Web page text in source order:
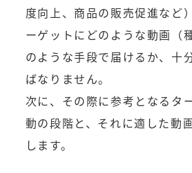
度向上、商品の販売促進など
ーゲットにどのような動画（
のような手段で届けるか、十
ばなりません。
次に、その際に参考となるタ
動の段階と、それに適した動
します。